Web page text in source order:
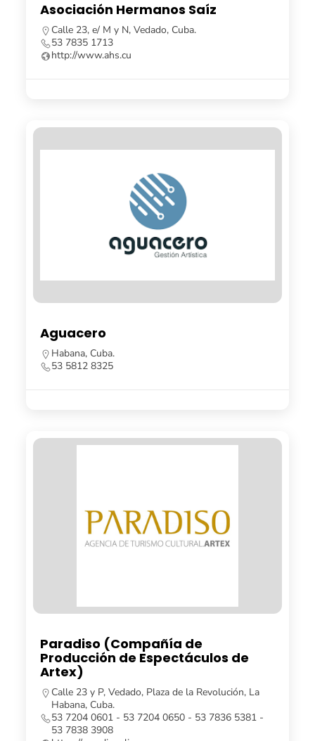
Asociación Hermanos Saíz
Calle 23, e/ M y N, Vedado, Cuba.
53 7835 1713
http://www.ahs.cu
Aguacero
Habana, Cuba.
53 5812 8325
Paradiso (Compañía de
Producción de Espectáculos de
Artex)
Calle 23 y P, Vedado, Plaza de la Revolución, La
Habana, Cuba.
53 7204 0601 - 53 7204 0650 - 53 7836 5381 -
53 7838 3908